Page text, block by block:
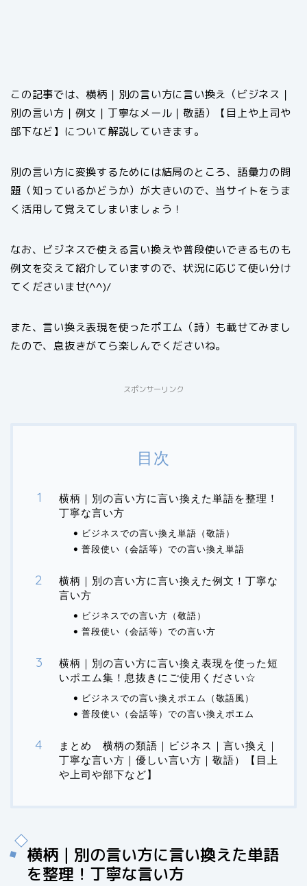
この記事では、横柄｜別の言い方に言い換え（ビジネス｜
別の言い方｜例文｜丁寧なメール｜敬語）【目上や上司や
部下など】について解説していきます。
別の言い方に変換するためには結局のところ、語彙力の問
題（知っているかどうか）が大きいので、当サイトをうま
く活用して覚えてしまいましょう！
なお、ビジネスで使える言い換えや普段使いできるものも
例文を交えて紹介していますので、状況に応じて使い分け
てくださいませ(^^)/
また、言い換え表現を使ったポエム（詩）も載せてみまし
たので、息抜きがてら楽しんでくださいね。
スポンサーリンク
目次
横柄｜別の言い方に言い換えた単語を整理！
丁寧な言い方
ビジネスでの言い換え単語（敬語）
普段使い（会話等）での言い換え単語
横柄｜別の言い方に言い換えた例文！丁寧な
言い方
ビジネスでの言い方（敬語）
普段使い（会話等）での言い方
横柄｜別の言い方に言い換え表現を使った短
いポエム集！息抜きにご使用ください☆
ビジネスでの言い換えポエム（敬語風）
普段使い（会話等）での言い換えポエム
まとめ 横柄の類語｜ビジネス｜言い換え｜
丁寧な言い方｜優しい言い方｜敬語）【目上
や上司や部下など】
横柄｜別の言い方に言い換えた単語
を整理！丁寧な言い方